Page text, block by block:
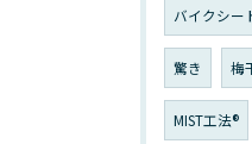
バイクシー
驚き 梅
MIST工法®